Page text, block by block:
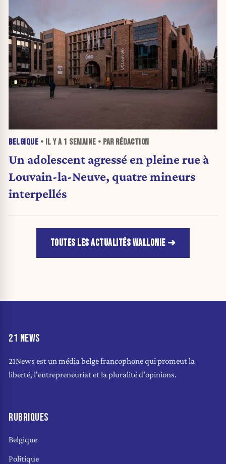
BELGIQUE • IL Y A 1 SEMAINE • PAR RÉDACTION
Un adolescent agressé en pleine rue à
Louvain-la-Neuve, quatre mineurs
interpellés
TOUTES LES ACTUALITÉS WALLONIE
21 NEWS
21News est un média belge francophone qui promeut la
liberté, l'entrepreneuriat et la pluralité d'opinions.
RUBRIQUES
Belgique
Politique